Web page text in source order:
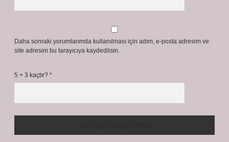
Daha sonraki yorumlarımda kullanılması için adım, e-posta adresim ve
site adresim bu tarayıcıya kaydedilsin.
5 + 3 kaçtır? *